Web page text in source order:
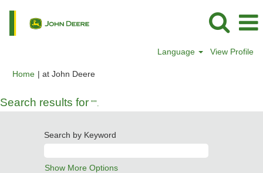
Language View Profile
Home | at John Deere(current
Search results for "".
Search by Keyword
Show More Options